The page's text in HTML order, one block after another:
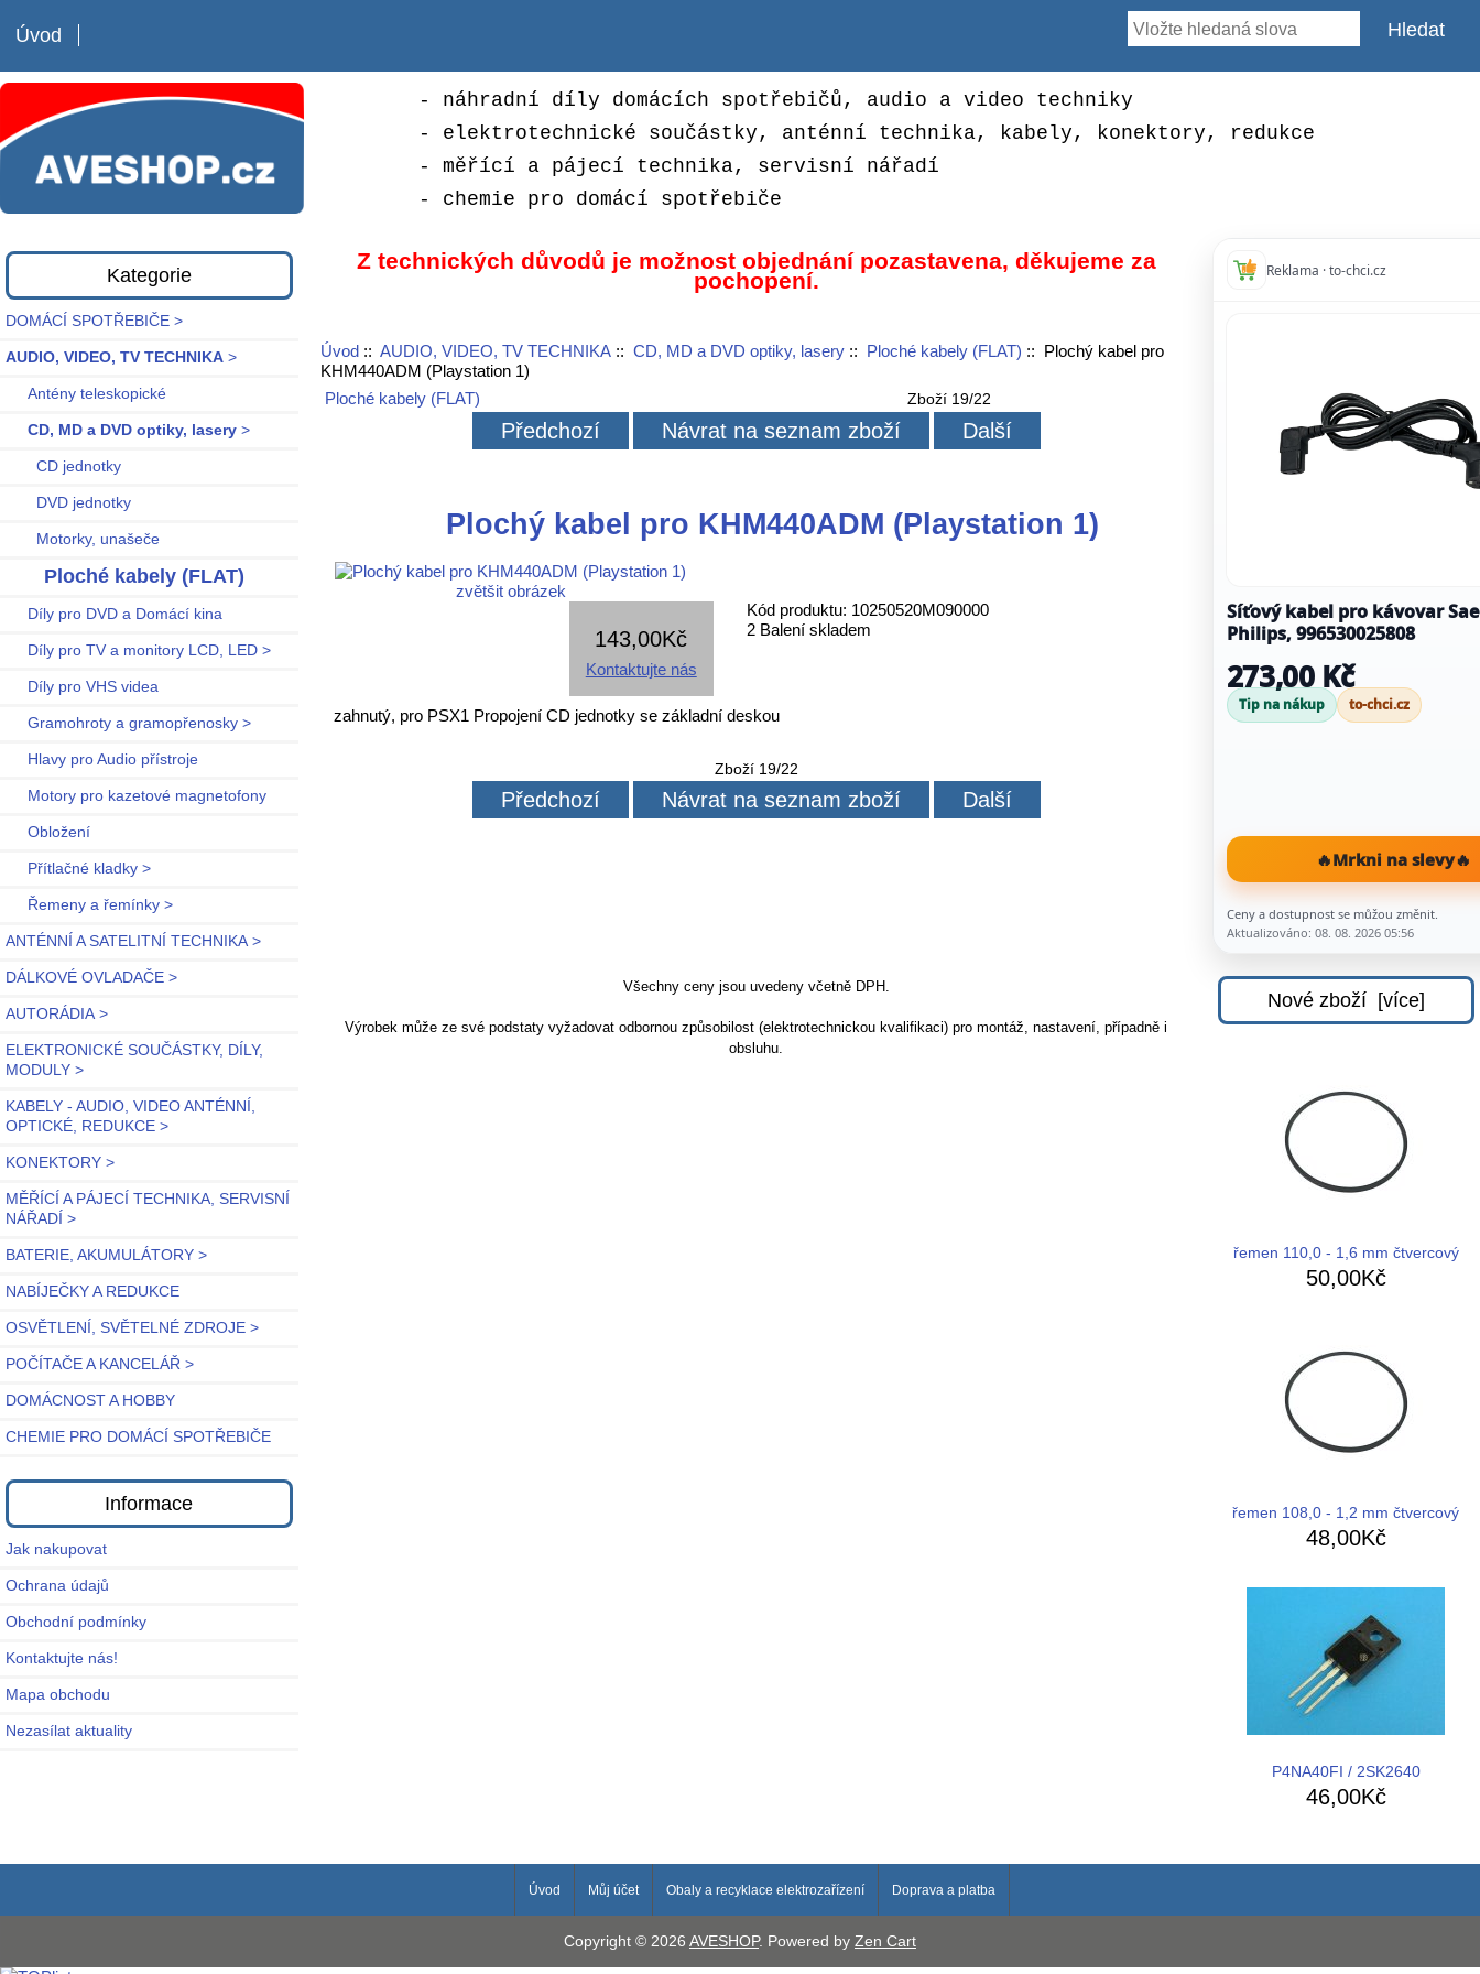
Úvod
- náhradní díly domácích spotřebičů, audio a video techniky
- elektrotechnické součástky, anténní technika, kabely, konektory, redukce
- měřící a pájecí technika, servisní nářadí
- chemie pro domácí spotřebiče
Kategorie
DOMÁCÍ SPOTŘEBIČE >
AUDIO, VIDEO, TV TECHNIKA >
Antény teleskopické
CD, MD a DVD optiky, lasery >
CD jednotky
DVD jednotky
Motorky, unašeče
Ploché kabely (FLAT)
Díly pro DVD a Domácí kina
Díly pro TV a monitory LCD, LED >
Díly pro VHS videa
Gramohroty a gramopřenosky >
Hlavy pro Audio přístroje
Motory pro kazetové magnetofony
Obložení
Přítlačné kladky >
Řemeny a řemínky >
ANTÉNNÍ A SATELITNÍ TECHNIKA >
DÁLKOVÉ OVLADAČE >
AUTORÁDIA >
ELEKTRONICKÉ SOUČÁSTKY, DÍLY,
MODULY >
KABELY - AUDIO, VIDEO ANTÉNNÍ,
OPTICKÉ, REDUKCE >
KONEKTORY >
MĚŘÍCÍ A PÁJECÍ TECHNIKA, SERVISNÍ
NÁŘADÍ >
BATERIE, AKUMULÁTORY >
NABÍJEČKY A REDUKCE
OSVĚTLENÍ, SVĚTELNÉ ZDROJE >
POČÍTAČE A KANCELÁŘ >
DOMÁCNOST A HOBBY
CHEMIE PRO DOMÁCÍ SPOTŘEBIČE
Informace
Jak nakupovat
Ochrana údajů
Obchodní podmínky
Kontaktujte nás!
Mapa obchodu
Nezasílat aktuality
Z technických důvodů je možnost objednání pozastavena, děkujeme za
pochopení.
Úvod:: AUDIO, VIDEO, TV TECHNIKA:: CD, MD a DVD optiky, lasery:: Ploché kabely (FLAT) :: Plochý kabel pro
KHM440ADM (Playstation 1)
Ploché kabely (FLAT)
Zboží 19/22
Předchozí Návrat na seznam zboží Další
Plochý kabel pro KHM440ADM (Playstation 1)
zvětšit obrázek
Kód produktu: 10250520M090000
2 Balení skladem
143,00Kč
Kontaktujte nás
zahnutý, pro PSX1 Propojení CD jednotky se základní deskou
Zboží 19/22
Předchozí Návrat na seznam zboží Další
Všechny ceny jsou uvedeny včetně DPH.
Výrobek může ze své podstaty vyžadovat odbornou způsobilost (elektrotechnickou kvalifikaci) pro montáž, nastavení, případně i
obsluhu.
Reklama · to-chci.cz
Síťový kabel pro kávovar
Philips, 996530025808
273,00 Kč
Tip na nákup to-chci.cz
🔥Mrkni na slevy🔥
Ceny a dostupnost se můžou změnit.
Aktualizováno: 08. 08. 2026 05:56
Nové zboží [více]
řemen 110,0 - 1,6 mm čtvercový
50,00Kč
řemen 108,0 - 1,2 mm čtvercový
48,00Kč
P4NA40FI / 2SK2640
46,00Kč
Úvod Můj účet Obaly a recyklace elektrozařízení Doprava a platba
Copyright © 2026 AVESHOP. Powered by Zen Cart